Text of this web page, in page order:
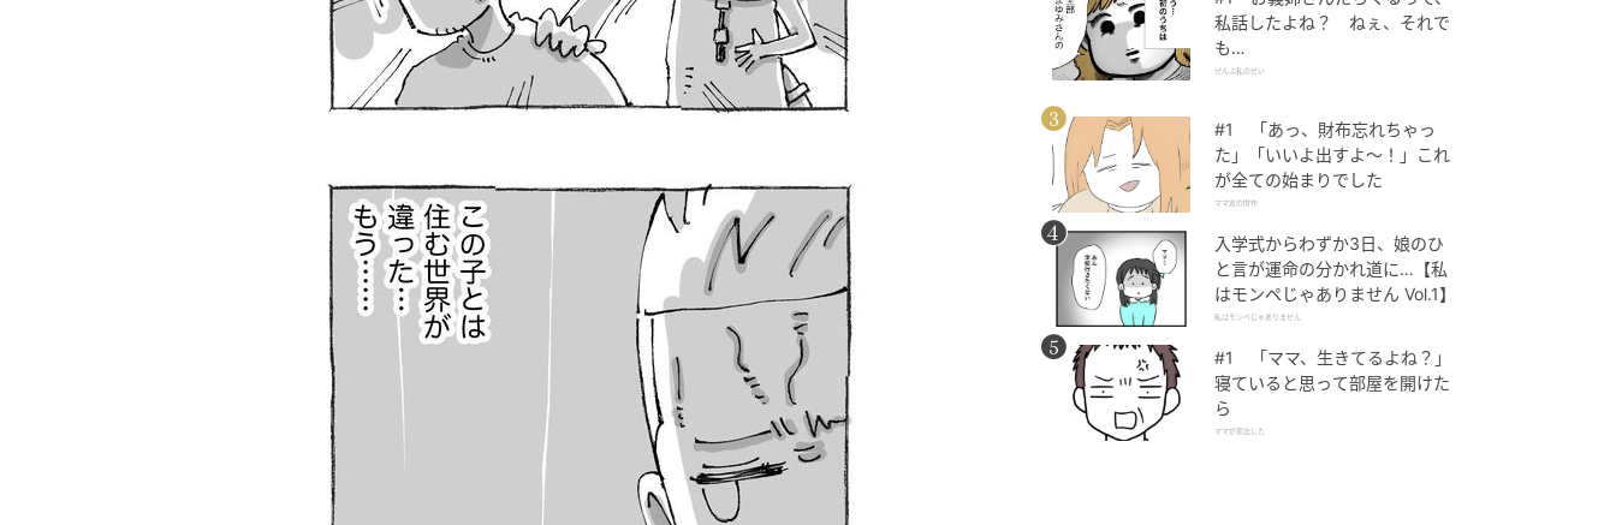
私話したよね？ ねぇ、それで
も…
ぜんぶ私のせい
#1 「あっ、財布忘れちゃっ
た」「いいよ出すよ〜！」これ
が全ての始まりでした
ママ友の財布
入学式からわずか3日、娘のひ
と言が運命の分かれ道に…【私
はモンペじゃありません Vol.1】
私はモンペじゃありません
#1 「ママ、生きてるよね？」
寝ていると思って部屋を開けた
ら
ママが家出した